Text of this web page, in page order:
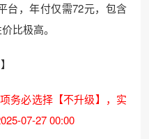
台，年付仅需72元，包含
比极高。
】
务必选择【不升级】，实
07-27 00:00